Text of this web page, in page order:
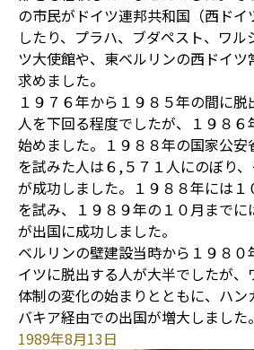
の市民がドイツ連邦共和国（西ドイ
したり、プラハ、ブダペスト、ワル
ツ大使館や、東ベルリンの西ドイツ
求めました。
１９７６年から１９８５年の間に
人を下回る程度でしたが、１９８
始めました。１９８８年の国家公安
を試みた人は６,５７１人にのぼり
が成功しました。１９８８年には１
を試み、１９８９年の１０月までに
が出国に成功しました。
ベルリンの壁建設当時から１９８０
イツに脱出する人が大半でしたが
体制の変化の始まりとともに、ハン
バキア経由での出国が増大しました。
1989年8月13日